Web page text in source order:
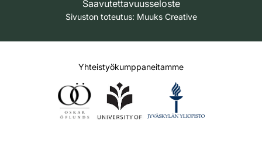
Saavutettavuusseloste
Sivuston toteutus: Muuks Creative
Yhteistyökumppaneitamme